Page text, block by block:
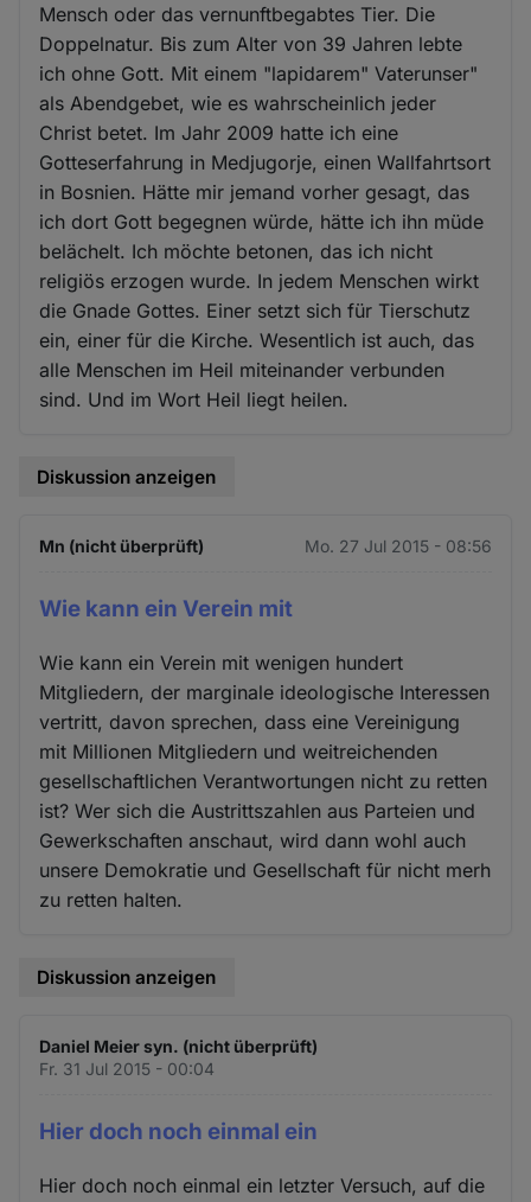
Mensch oder das vernunftbegabtes Tier. Die
Doppelnatur. Bis zum Alter von 39 Jahren lebte
ich ohne Gott. Mit einem "lapidarem" Vaterunser"
als Abendgebet, wie es wahrscheinlich jeder
Christ betet. Im Jahr 2009 hatte ich eine
Gotteserfahrung in Medjugorje, einen Wallfahrtsort
in Bosnien. Hätte mir jemand vorher gesagt, das
ich dort Gott begegnen würde, hätte ich ihn müde
belächelt. Ich möchte betonen, das ich nicht
religiös erzogen wurde. In jedem Menschen wirkt
die Gnade Gottes. Einer setzt sich für Tierschutz
ein, einer für die Kirche. Wesentlich ist auch, das
alle Menschen im Heil miteinander verbunden
sind. Und im Wort Heil liegt heilen.
Diskussion anzeigen
Mn (nicht überprüft) Mo. 27 Jul 2015 - 08:56
Wie kann ein Verein mit
Wie kann ein Verein mit wenigen hundert
Mitgliedern, der marginale ideologische Interessen
vertritt, davon sprechen, dass eine Vereinigung
mit Millionen Mitgliedern und weitreichenden
gesellschaftlichen Verantwortungen nicht zu retten
ist? Wer sich die Austrittszahlen aus Parteien und
Gewerkschaften anschaut, wird dann wohl auch
unsere Demokratie und Gesellschaft für nicht merh
zu retten halten.
Diskussion anzeigen
Daniel Meier syn. (nicht überprüft)
Fr. 31 Jul 2015 - 00:04
Hier doch noch einmal ein
Hier doch noch einmal ein letzter Versuch, auf die